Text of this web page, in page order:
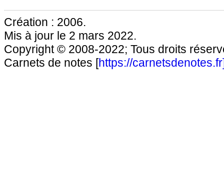
Création : 2006.
Mis à jour le 2 mars 2022.
Copyright © 2008-2022; Tous droits
Carnets de notes [https://